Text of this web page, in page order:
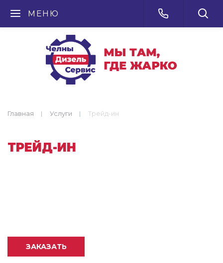
МЕНЮ
Главная Услуги Трейд-ин
ТРЕЙД-ИН
ЗАКАЗАТЬ